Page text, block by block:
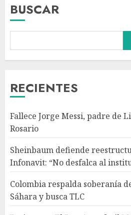
BUSCAR
RECIENTES
Fallece Jorge Messi, padre de
Rosario
Sheinbaum defiende
Infonavit: “No desfalca al
Colombia respalda soberanía
Sáhara y busca TLC
Colombia
de
4
Detienen
M4,
AGOSTO 9,
Melanie
con